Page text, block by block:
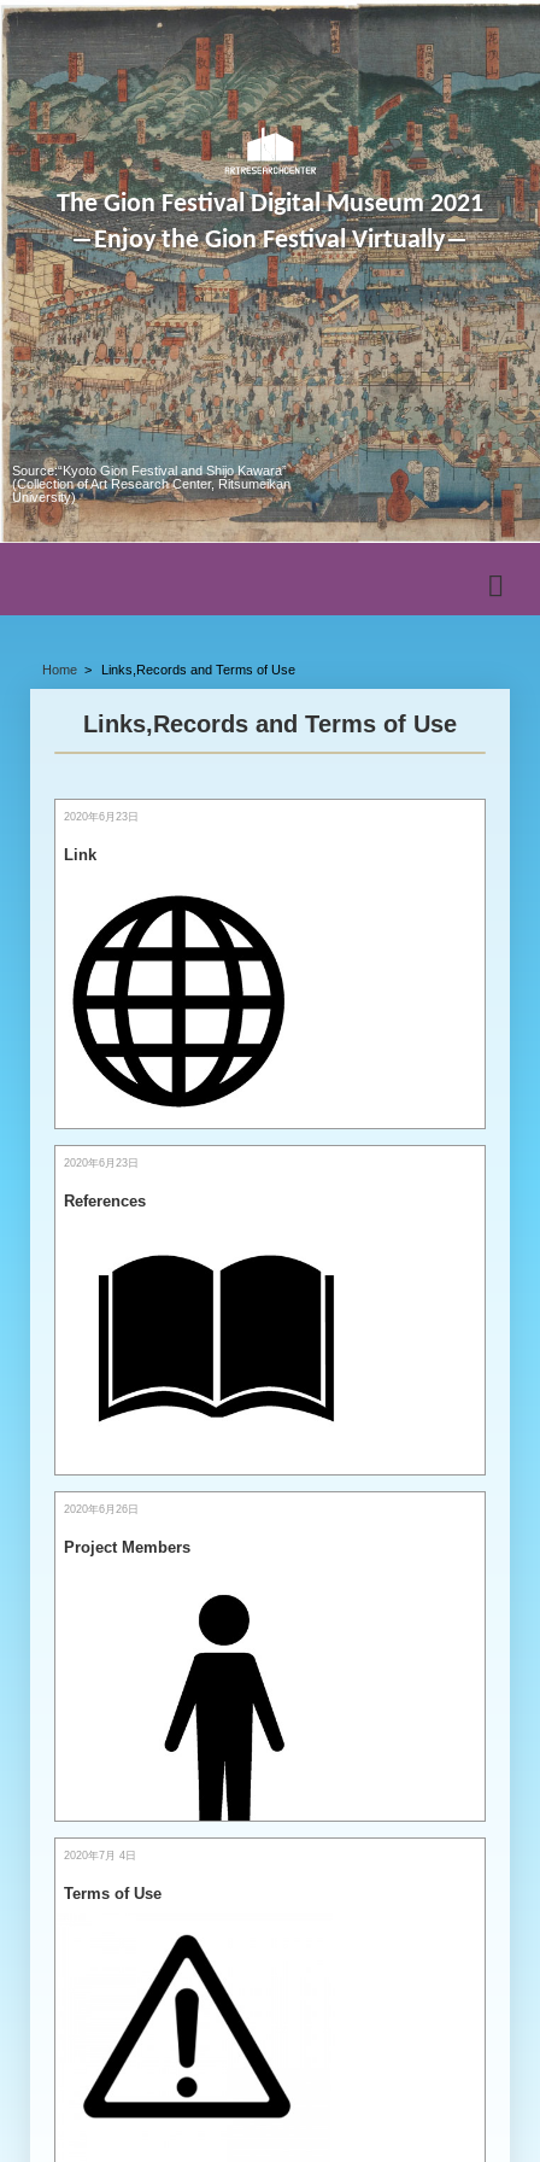
The Gion Festival Digital Museum 2021
―Enjoy the Gion Festival Virtually―
Source:“Kyoto Gion Festival and Shijo Kawara”
(Collection of Art Research Center, Ritsumeikan
University)
Home Links,Records and Terms of Use
Links,Records and Terms of Use
2020年6月23日
Link
2020年6月23日
References
2020年6月26日
Project Members
2020年7月 4日
Terms of Use